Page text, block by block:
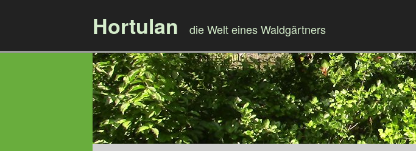
Hortulan die Welt eines Waldgärtners